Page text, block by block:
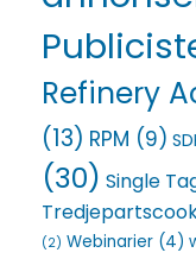
Refinery
(13) RPM (9)
(30) Single
(2) Webinarier (4)